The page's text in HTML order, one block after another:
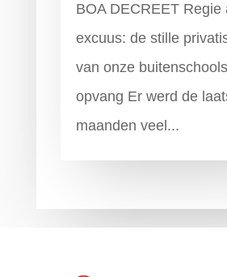
BOA DECREET Regie
excuus: de stille
van onze
opvang Er werd de
maanden veel...